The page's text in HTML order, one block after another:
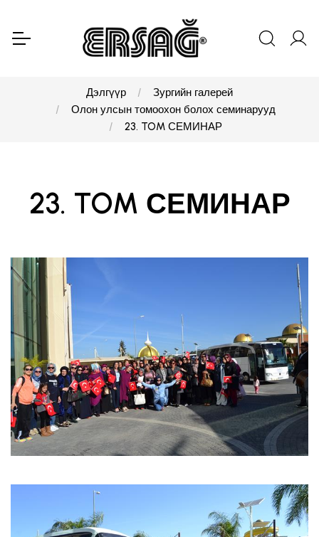
Дэлгүүр
Зургийн галерей
Олон улсын томоохон болох семинарууд
23. TOM СЕМИНАР
23. TOM СЕМИНАР